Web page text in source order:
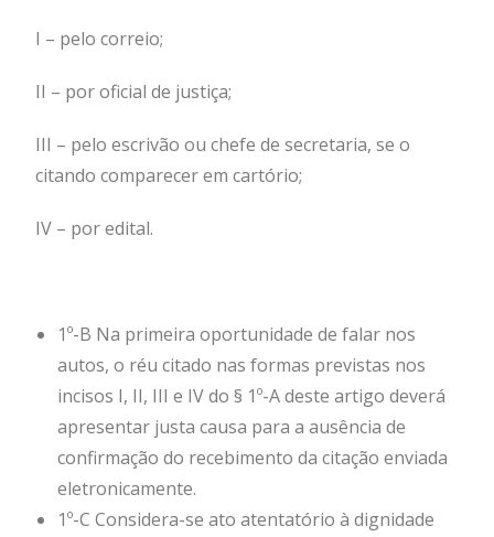
I – pelo correio;
II – por oficial de justiça;
III – pelo escrivão ou chefe de secretaria, se o
citando comparecer em cartório;
IV – por edital.
1º-B Na primeira oportunidade de falar nos
autos, o réu citado nas formas previstas nos
incisos I, II, III e IV do § 1º-A deste artigo deverá
apresentar justa causa para a ausência de
confirmação do recebimento da citação enviada
eletronicamente.
1º-C Considera-se ato atentatório à dignidade